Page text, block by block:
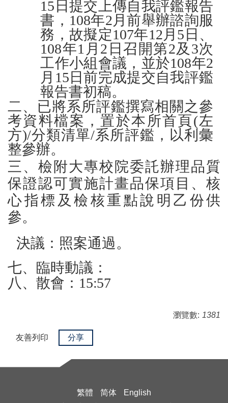
15 日提交上傳自我評鑑報告
書，108年2月前舉辦諮詢服
務，故擬定107年12月5日、
108年1月2日召開第2及3次
工作小組會議，並於108年2
月15日前完成提交自我評鑑
報告書初稿。
二、已將系所評鑑撰寫相關之參
考資料檔案，置於本所首頁(左
方)/分類清單/系所評鑑，以利彙
整參辦。
三、檢附大專校院委託辦理品質
保證認可實施計畫品保項目、核
心指標及檢核重點說明乙份供
參。
決議：照案通過。
七、臨時動議：
八、散會：15:57
瀏覽數: 1381
友善列印 分享
繁體 简体
English